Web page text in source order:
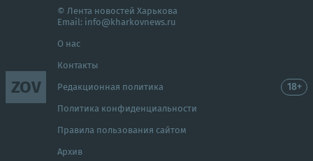
ZOV
© Лента новостей Харькова
Email: info@kharkovnews.ru
О нас
Контакты
Редакционная политика
Политика конфиденциальности
Правила пользования сайтом
Архив
18+